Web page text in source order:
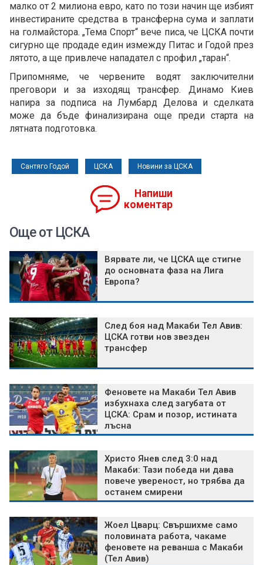
малко от 2 милиона евро, като по този начин ще избият
инвестираните средства в трансферна сума и заплати
на голмайстора. „Тема Спорт“ вече писа, че ЦСКА почти
сигурно ще продаде един измежду Питас и Годой през
лятото, а ще привлече нападател с профил „таран“.
Припомняме, че червените водят заключителни
преговори и за изходящ трансфер. Динамо Киев
напира за подписа на Лумбард Делова и сделката
може да бъде финализирана още преди старта на
лятната подготовка.
Сантяго Годой ЦСКА Новини за ЦСКА
Напиши
коментар
Още от ЦСКА
Вярвате ли, че ЦСКА ще стигне
до основната фаза на Лига
Европа?
След боя над Макаби Тел Авив:
ЦСКА готви нов звезден
трансфер
Феновете на Макаби Тел Авив
избухнаха след загубата от
ЦСКА: Срам и позор, истината
лъсна
Христо Янев след 3:0 над
Макаби: Тази победа ни дава
повече увереност, но трябва да
останем смирени
Жоел Цварц: Свършихме само
половината работа, чакаме
феновете на реванша с Макаби
(Тел Авив)